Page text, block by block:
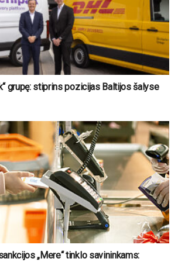
grupę: stiprins pozicijas Baltijos šalyse
„Mere“ tinklo savininkams: